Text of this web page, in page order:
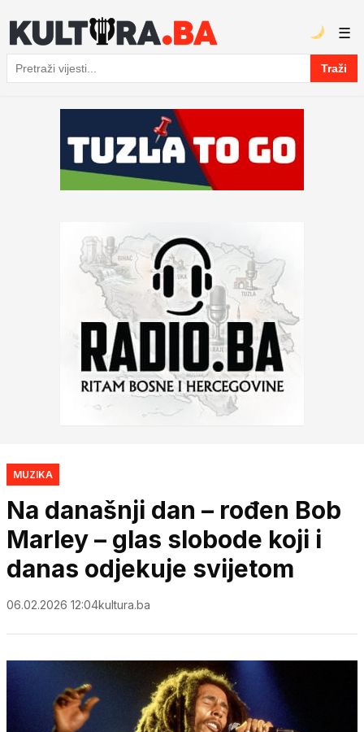
Pretraga
Traži
☰
MUZIKA
Na današnji dan – rođen Bob
Marley – glas slobode koji i
danas odjekuje svijetom
06.02.2026 12:04kultura.ba